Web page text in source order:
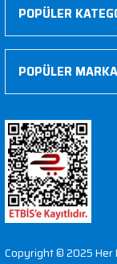
POPÜLER
POPÜLER
Copyright © 2025 Her